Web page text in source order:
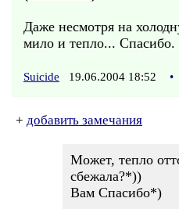
Даже несмотря на
мило и тепло... Спасибо.
Suicide 19.06.2004 18:52 •
+ добавить замечания
Может, тепло
сбежала?*))
Вам Спасибо*)